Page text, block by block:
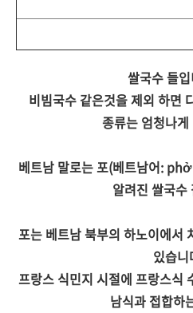
쌀국수 들
비빔국수 같은것을 제외 하면
종류는 엄청나
베트남 말로는 포(베트남어:
알려진 쌀국수
포는 베트남 북부의 하노이에서
있습니
프랑스 식민지 시절에 프랑스식
남식과 접합하